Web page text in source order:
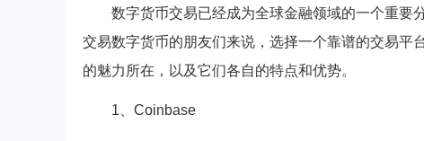
数字货币交易已经成为全球金融领域的一个重要
交易数字货币的朋友们来说，选择一个靠谱的交易平
的魅力所在，以及它们各自的特点和优势。
1、Coinbase